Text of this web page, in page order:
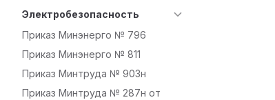
Электробезопасность
Приказ Минэнерго № 796
Приказ Минэнерго № 811
Приказ Минтруда № 903н
Приказ Минтруда № 287н от